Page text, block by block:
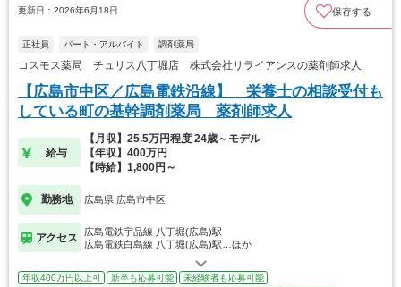
更新日：2026年6月18日 保存する
正社員 パート・アルバイト 調剤薬局
コスモス薬局 チュリス八丁堀店 株式会社リライアンスの薬剤師求人
【広島市中区／広島電鉄沿線】 栄養士の相談受付も
している町の基幹調剤薬局 薬剤師求人
給与
【月収】25.5万円程度 24歳～モデル
【年収】400万円
【時給】1,800円～
勤務地 広島県 広島市中区
アクセス
広島電鉄宇品線 八丁堀(広島)駅
広島電鉄白島線 八丁堀(広島)駅…ほか
年収400万円以上可 新卒も応募可能
未経験者も応募可能